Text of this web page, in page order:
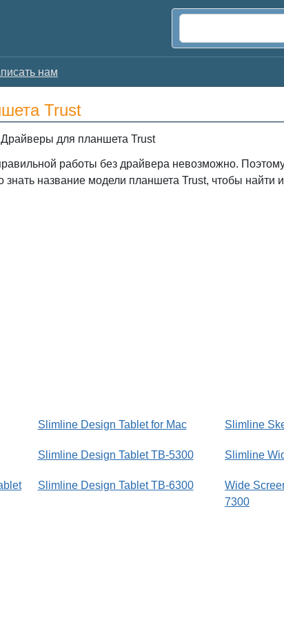
нам
Trust
Драйверы для планшета Trust
работы без драйвера невозможно.
название модели планшета Trust, чтобы найти
Slimline Design Tablet for Mac
Slimline Design Tablet TB-5300
Slimline Design Tablet TB-6300
Slimline
Slimline
Wide
7300